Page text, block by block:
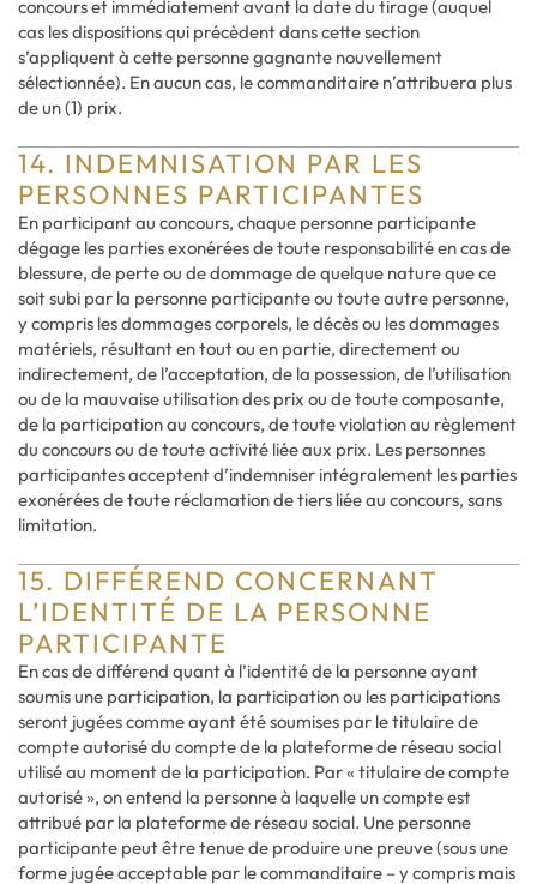
concours et immédiatement avant la date du tirage (auquel
cas les dispositions qui précèdent dans cette section
s’appliquent à cette personne gagnante nouvellement
sélectionnée). En aucun cas, le commanditaire n’attribuera plus
de un (1) prix.
14. INDEMNISATION PAR LES
PERSONNES PARTICIPANTES
En participant au concours, chaque personne participante
dégage les parties exonérées de toute responsabilité en cas de
blessure, de perte ou de dommage de quelque nature que ce
soit subi par la personne participante ou toute autre personne,
y compris les dommages corporels, le décès ou les dommages
matériels, résultant en tout ou en partie, directement ou
indirectement, de l’acceptation, de la possession, de l’utilisation
ou de la mauvaise utilisation des prix ou de toute composante,
de la participation au concours, de toute violation au règlement
du concours ou de toute activité liée aux prix. Les personnes
participantes acceptent d’indemniser intégralement les parties
exonérées de toute réclamation de tiers liée au concours, sans
limitation.
15. DIFFÉREND CONCERNANT
L’IDENTITÉ DE LA PERSONNE
PARTICIPANTE
En cas de différend quant à l’identité de la personne ayant
soumis une participation, la participation ou les participations
seront jugées comme ayant été soumises par le titulaire de
compte autorisé du compte de la plateforme de réseau social
utilisé au moment de la participation. Par « titulaire de compte
autorisé », on entend la personne à laquelle un compte est
attribué par la plateforme de réseau social. Une personne
participante peut être tenue de produire une preuve (sous une
forme jugée acceptable par le commanditaire – y compris mais